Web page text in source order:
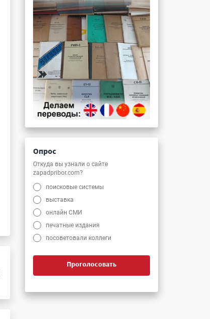
Опрос
Откуда вы узнали о сайте
zapadpribor.com?
поисковые системы
выставка
онлайн СМИ
печатные издания
посоветовали коллеги
Проголосовать